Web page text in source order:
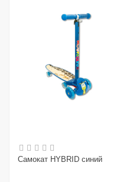
Самокат HYBRID синий